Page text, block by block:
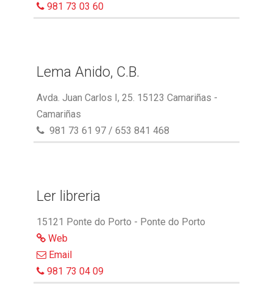
981 73 03 60
Lema Anido, C.B.
Avda. Juan Carlos I, 25. 15123 Camariñas -
Camariñas
981 73 61 97 / 653 841 468
Ler libreria
15121 Ponte do Porto - Ponte do Porto
Web
Email
981 73 04 09